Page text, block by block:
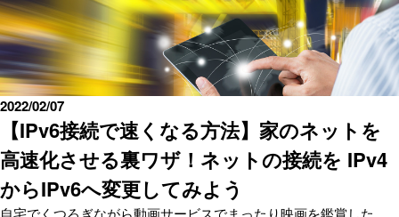
【IPv6接続で速くなる方法】家のネットを
高速化させる裏ワザ！ネットの接続を IPv4
からIPv6へ変更してみよう
2022/02/07
自宅でくつろぎながら動画サービスでまったり映画を鑑賞した